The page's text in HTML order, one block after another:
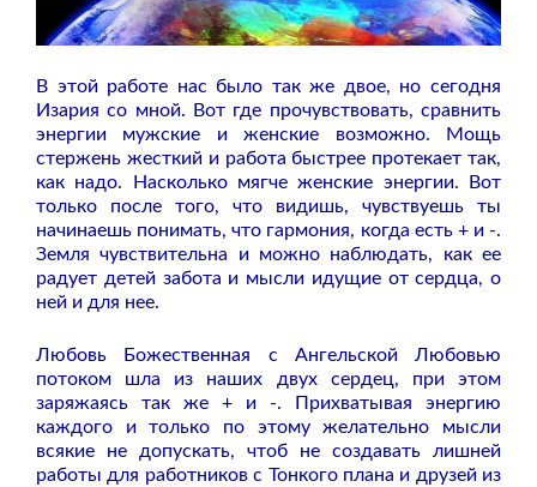
В этой работе нас было так же двое, но сегодня
Изария со мной. Вот где прочувствовать, сравнить
энергии мужские и женские возможно. Мощь
стержень жесткий и работа быстрее протекает так,
как надо. Насколько мягче женские энергии. Вот
только после того, что видишь, чувствуешь ты
начинаешь понимать, что гармония, когда есть + и -.
Земля чувствительна и можно наблюдать, как ее
радует детей забота и мысли идущие от сердца, о
ней и для нее.
Любовь Божественная с Ангельской Любовью
потоком шла из наших двух сердец, при этом
заряжаясь так же + и -. Прихватывая энергию
каждого и только по этому желательно мысли
всякие не допускать, чтоб не создавать лишней
работы для работников с Тонкого плана и друзей из